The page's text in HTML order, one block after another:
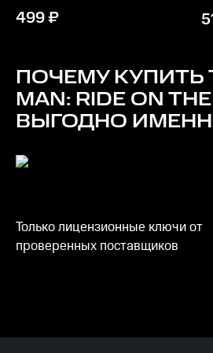
499₽
ПОЧЕМУ КУПИТЬ
MAN: RIDE ON
ВЫГОДНО
Только лицензионные ключи от
проверенных поставщиков